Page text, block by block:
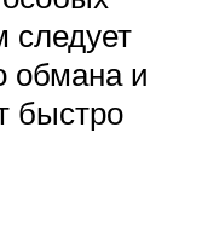
следует
обмана и
быстро